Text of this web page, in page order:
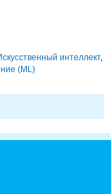
интеллект,
(ML)